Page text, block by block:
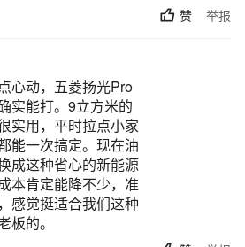
赞 举报
心动，五菱扬光Pro
实能打。9立方米的
实用，平时拉点小家
能一次搞定。现在油
成这种省心的新能源
本肯定能降不少，准
感觉挺适合我们这种
板的。